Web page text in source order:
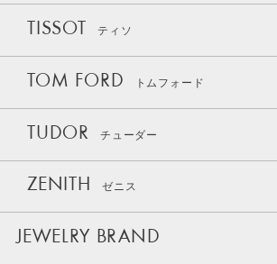
TISSOT ティソ
TOM FORD トムフォード
TUDOR チューダー
ZENITH ゼニス
JEWELRY BRAND